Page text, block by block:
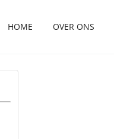
HOME OVER ONS